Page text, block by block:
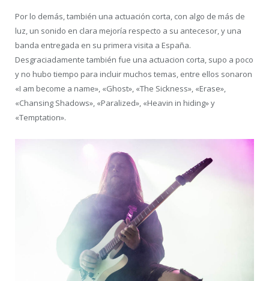
Por lo demás, también una actuación corta, con algo de más de
luz, un sonido en clara mejoría respecto a su antecesor, y una
banda entregada en su primera visita a España.
Desgraciadamente también fue una actuacion corta, supo a poco
y no hubo tiempo para incluir muchos temas, entre ellos sonaron
«I am become a name», «Ghost», «The Sickness», «Erase»,
«Chansing Shadows», «Paralized», «Heavin in hiding» y
«Temptation».